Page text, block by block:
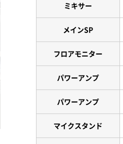
ミキサー
メインSP
フロアモニター
パワーアンプ
パワーアンプ
マイクスタンド